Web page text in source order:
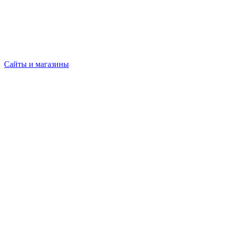
Сайты и магазины